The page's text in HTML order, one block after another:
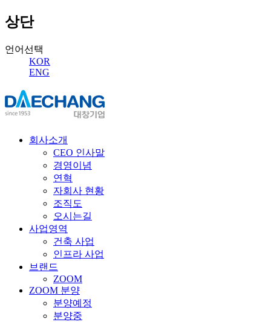
상단
언어선택
KOR
ENG
회사소개
CEO 인사말
경영이념
연혁
자회사 현황
조직도
오시는길
사업영역
건축 사업
인프라 사업
브랜드
ZOOM
ZOOM 분양
분양예정
분양중